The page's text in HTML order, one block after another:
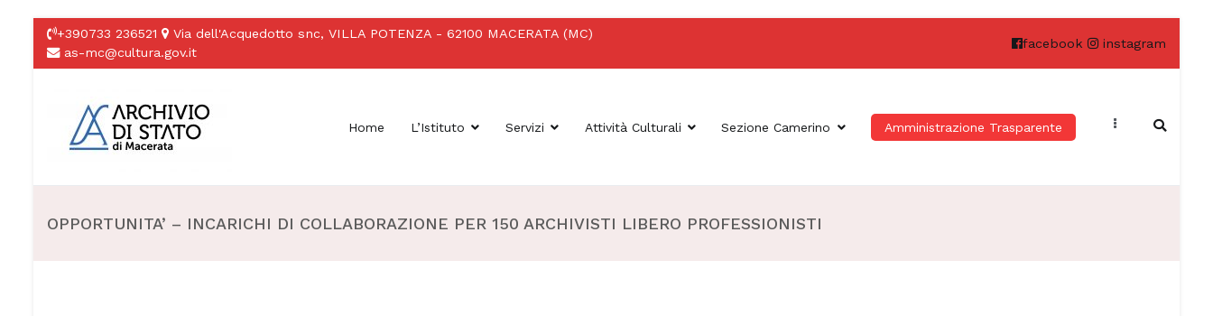
Vai
+390733 236521
Via dell'Acquedotto snc, VILLA POTENZA - 62100 MACERATA (MC)
as-mc@cultura.gov.it
facebook instagram
Home L’Istituto Servizi Attività Culturali Sezione Camerino Amministrazione Trasparente
OPPORTUNITA’ – INCARICHI DI COLLABORAZIONE PER 150 ARCHIVISTI LIBERO PROFESSIONISTI